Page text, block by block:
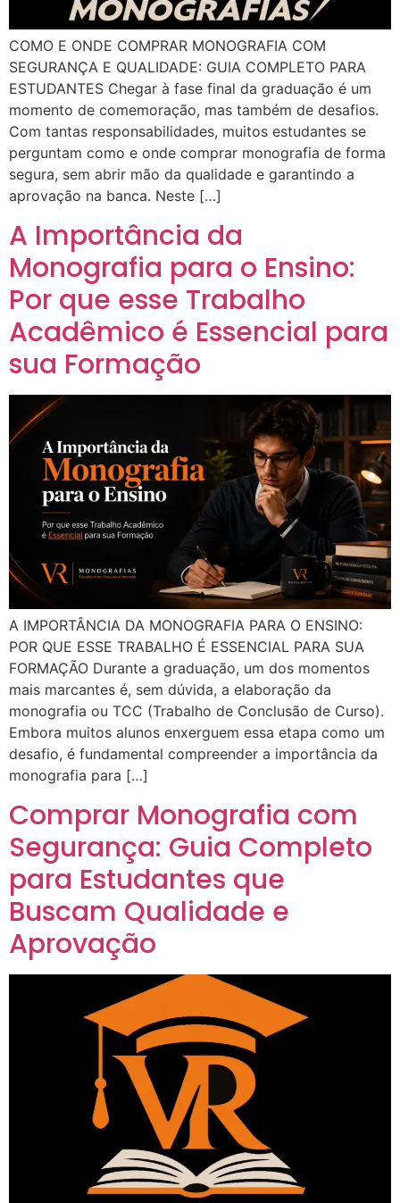
COMO E ONDE COMPRAR MONOGRAFIA COM
SEGURANÇA E QUALIDADE: GUIA COMPLETO PARA
ESTUDANTES Chegar à fase final da graduação é um
momento de comemoração, mas também de desafios.
Com tantas responsabilidades, muitos estudantes se
perguntam como e onde comprar monografia de forma
segura, sem abrir mão da qualidade e garantindo a
aprovação na banca. Neste […]
A Importância da
Monografia para o Ensino:
Por que esse Trabalho
Acadêmico é Essencial para
sua Formação
A IMPORTÂNCIA DA MONOGRAFIA PARA O ENSINO:
POR QUE ESSE TRABALHO É ESSENCIAL PARA SUA
FORMAÇÃO Durante a graduação, um dos momentos
mais marcantes é, sem dúvida, a elaboração da
monografia ou TCC (Trabalho de Conclusão de Curso).
Embora muitos alunos enxerguem essa etapa como um
desafio, é fundamental compreender a importância da
monografia para […]
Comprar Monografia com
Segurança: Guia Completo
para Estudantes que
Buscam Qualidade e
Aprovação